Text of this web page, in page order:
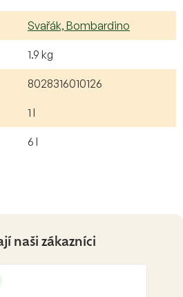
Svařák, Bombardino
1.9 kg
8028316010126
1 l
6 l
naši zákazníci